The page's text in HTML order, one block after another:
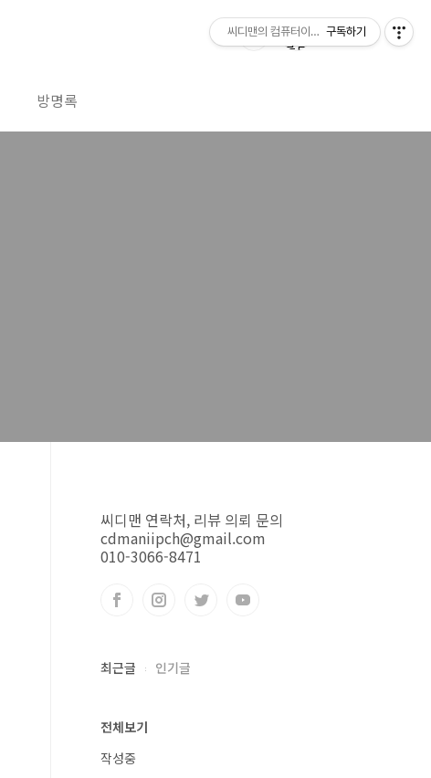
방명록
씨디맨 연락처, 리뷰 의뢰 문의
cdmaniipch@gmail.com
010-3066-8471
최근글 인기글
전체보기
작성중
씨디맨의 컴퓨터이야기구독하기